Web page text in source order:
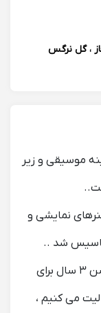
، فاز ۳ ، ابتدای فاز ، گل نرگس
در زمینه موسیقی و زیر
زمینه هنرهای نمایشی و
تاسیس شد ..
در حال حاضر غیر از رشته موسیقی که از سن ۳ سال برای
می کنیم ،